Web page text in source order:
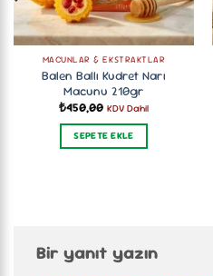
MACUNLAR & EKSTRAKTLAR
Balen Ballı Kudret Narı
Macunu 210gr
₺450,00 KDV Dahil
SEPETE EKLE
Bir yanıt yazın